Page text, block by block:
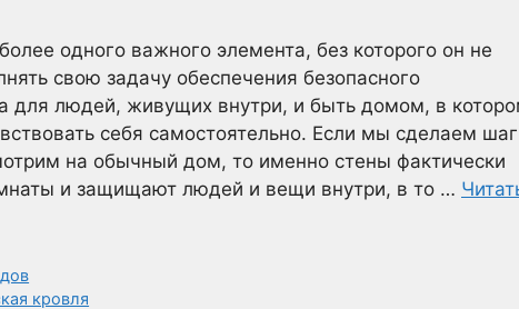
одного важного элемента, без которого он не
свою задачу обеспечения безопасного
для людей, живущих внутри, и быть домом, в
себя самостоятельно. Если мы сделаем шаг
на обычный дом, то именно стены фактически
и защищают людей и вещи внутри, в то …
кровля